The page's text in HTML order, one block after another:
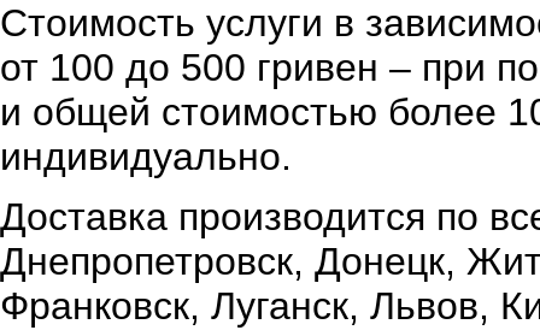
Стоимость услуги в
от 100 до 500 гривен – при
и общей стоимостью более
индивидуально.
Доставка производится по
Днепропетровск, Донецк,
Франковск, Луганск, Львов,